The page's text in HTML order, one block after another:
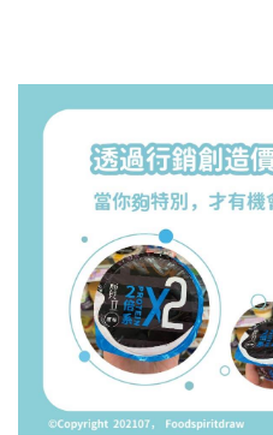
智慧化，以「彩色電子標籤」
度來看，彩色電子標籤的視覺
對零售業而言卻能大幅 […]